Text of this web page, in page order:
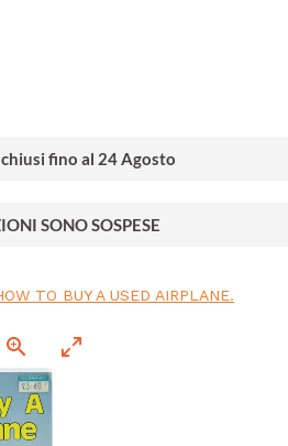
fino al 24 Agosto
SONO SOSPESE
TO BUY A USED AIRPLANE.